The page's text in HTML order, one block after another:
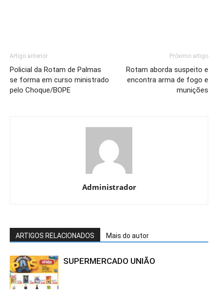
Artigo anterior
Policial da Rotam de Palmas
se forma em curso ministrado
pelo Choque/BOPE
Próximo artigo
Rotam aborda suspeito e
encontra arma de fogo e
munições
Administrador
ARTIGOS RELACIONADOS Mais do autor
SUPERMERCADO UNIÃO